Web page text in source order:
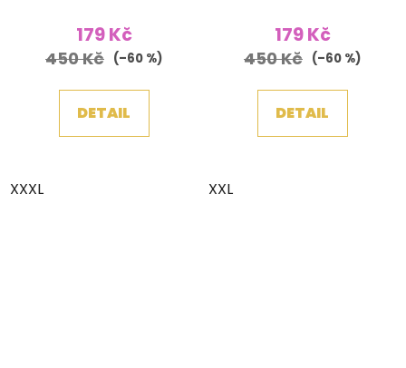
179 Kč
450 Kč (–60 %)
DETAIL
XXXL
179 Kč
450 Kč (–60 %)
DETAIL
XXL